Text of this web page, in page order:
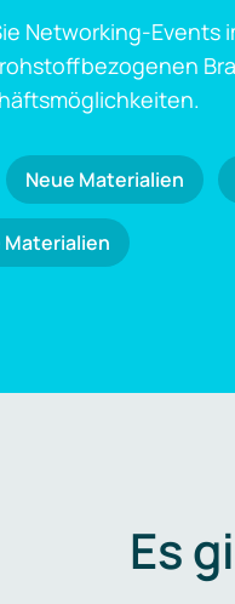
Networking-Events
Neue Materialien
Es